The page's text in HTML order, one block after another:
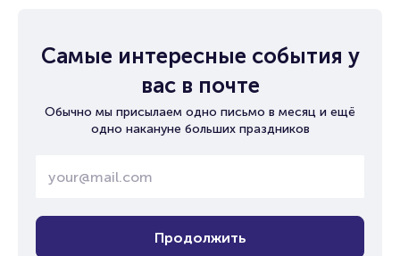
Самые интересные события у
вас в почте
Обычно мы присылаем одно письмо в месяц и ещё
одно накануне больших праздников
Продолжить